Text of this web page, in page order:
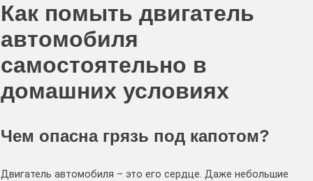
Как помыть двигатель
автомобиля
самостоятельно в
домашних условиях
Чем опасна грязь под капотом?
Двигатель автомобиля – это его сердце. Даже небольшие